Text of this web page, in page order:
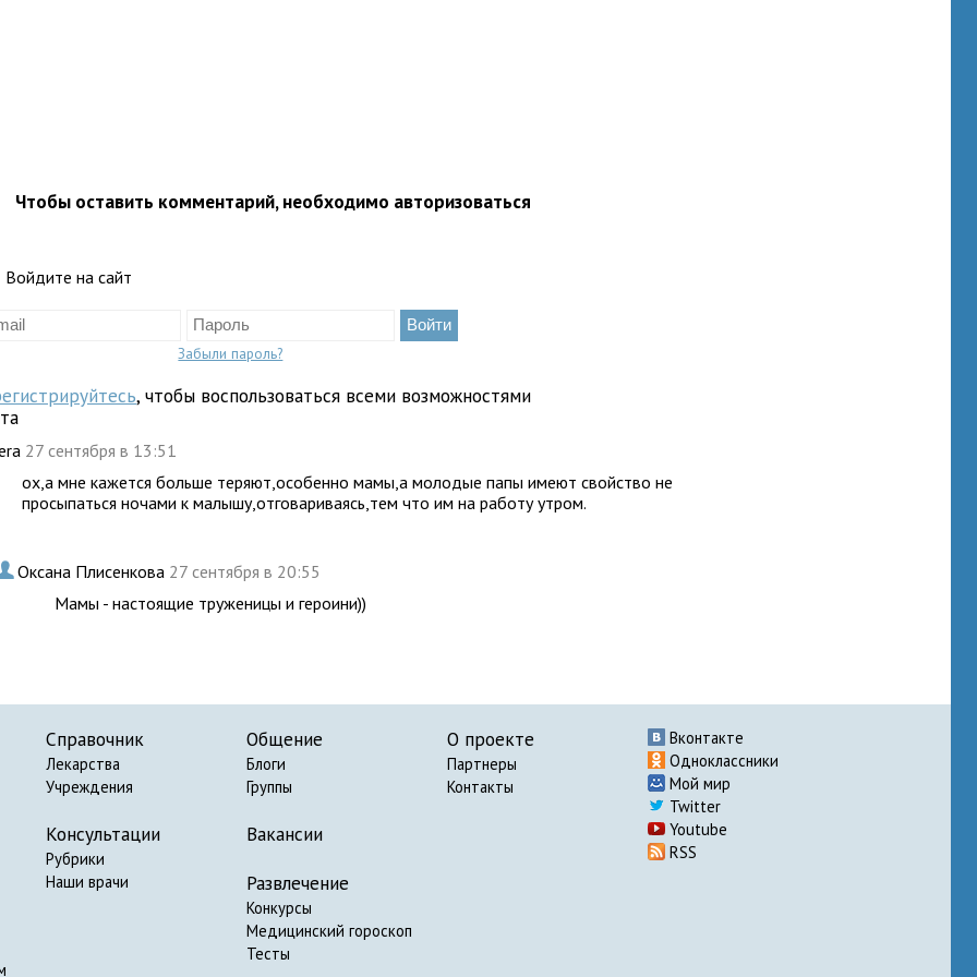
Чтобы оставить комментарий, необходимо авторизоваться
Войдите на сайт
Забыли пароль?
, чтобы воспользоваться всеми возможностями
27 сентября в 13:51
ох,а мне кажется больше теряют,особенно мамы,а молодые папы имеют свойство не
просыпаться ночами к малышу,отговариваясь,тем что им на работу утром.
Оксана Плисенкова 27 сентября в 20:55
Мамы - настоящие труженицы и героини))
Справочник
Лекарства
Учреждения
Консультации
Рубрики
Наши врачи
Общение
Блоги
Группы
Вакансии
Развлечение
Конкурсы
Медицинский гороскоп
Тесты
О проекте
Партнеры
Контакты
Вконтакте
Одноклассники
Мой мир
Twitter
Youtube
RSS